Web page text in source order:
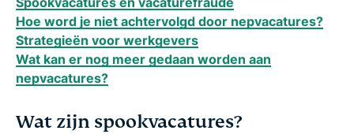
Hoe word je niet achtervolgd door nepvacatures?
Strategieën voor werkgevers
Wat kan er nog meer gedaan worden aan
nepvacatures?
Wat zijn spookvacatures?